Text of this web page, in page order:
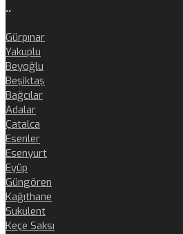
..
Gürpınar
Yakuplu
Beyoğlu
Beşiktaş
Bağcılar
Adalar
Çatalca
Esenler
Esenyurt
Eyüp
Güngören
Kağıthane
Sukulent
Keçe Saksı